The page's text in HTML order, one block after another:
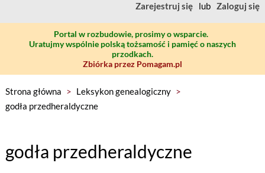
Zarejestruj się lub Zaloguj się
Portal w rozbudowie, prosimy o wsparcie.
Uratujmy wspólnie polską tożsamość i pamięć o naszych
przodkach.
Zbiórka przez Pomagam.pl
Strona główna > Leksykon genealogiczny >
godła przedheraldyczne
godła przedheraldyczne